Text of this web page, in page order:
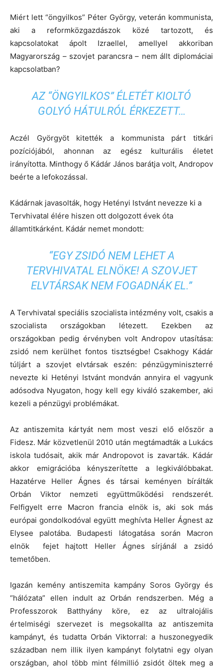
Miért lett “öngyilkos” Péter György, veterán kommunista,
aki a reformközgazdászok közé tartozott, és
kapcsolatokat ápolt Izraellel, amellyel akkoriban
Magyarország – szovjet parancsra – nem állt diplomáciai
kapcsolatban?
AZ “ÖNGYILKOS” ÉLETÉT KIOLTÓ
GOLYÓ HÁTULRÓL ÉRKEZETT…
Aczél Györgyöt kitették a kommunista párt titkári
pozíciójából, ahonnan az egész kulturális életet
irányította. Minthogy ő Kádár János barátja volt, Andropov
beérte a lefokozással.
Kádárnak javasolták, hogy Hetényi Istvánt nevezze ki a
Tervhivatal élére hiszen ott dolgozott évek óta
államtitkárként. Kádár nemet mondott:
“EGY ZSIDÓ NEM LEHET A
TERVHIVATAL ELNÖKE! A SZOVJET
ELVTÁRSAK NEM FOGADNÁK EL.”
A Tervhivatal speciális szocialista intézmény volt, csakis a
szocialista országokban létezett. Ezekben az
országokban pedig érvényben volt Andropov utasítása:
zsidó nem kerülhet fontos tisztségbe! Csakhogy Kádár
túljárt a szovjet elvtársak eszén: pénzügyminiszterré
nevezte ki Hetényi Istvánt mondván annyira el vagyunk
adósodva Nyugaton, hogy kell egy kiváló szakember, aki
kezeli a pénzügyi problémákat.
Az antiszemita kártyát nem most veszi elő először a
Fidesz. Már közvetlenül 2010 után megtámadták a Lukács
iskola tudósait, akik már Andropovot is zavarták. Kádár
akkor emigrációba kényszerítette a legkiválóbbakat.
Hazatérve Heller Ágnes és társai keményen bírálták
Orbán Viktor nemzeti együttműködési rendszerét.
Felfigyelt erre Macron francia elnök is, aki sok más
európai gondolkodóval együtt meghívta Heller Ágnest az
Elysee palotába. Budapesti látogatása során Macron
elnök fejet hajtott Heller Ágnes sírjánál a zsidó
temetőben.
Igazán kemény antiszemita kampány Soros György és
“hálózata” ellen indult az Orbán rendszerben. Még a
Professzorok Batthyány köre, ez az ultralojális
értelmiségi szervezet is megsokallta az antiszemita
kampányt, és tudatta Orbán Viktorral: a huszonegyedik
században nem illik ilyen kampányt folytatni egy olyan
országban, ahol több mint félmillió zsidót öltek meg a